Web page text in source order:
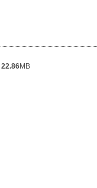
22.86MB